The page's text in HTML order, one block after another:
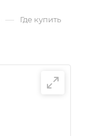
— Где купить